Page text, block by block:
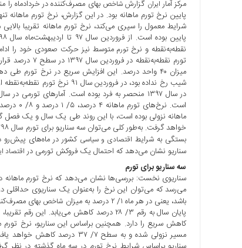
مرکز آمار ایران گزارش شاخص بهای مصرف‌کننده در خردادماه
شرایط معمول را سپری می‌کند، نرخ تورم ماهانه تقریبا
نقطه‌به‌نقطه و نرخ تورم متوسط نیز حرکت صعودی خود را
است.
ماهانه نزولی بوده است، با این روند طی یک سال و یک فصل
بستگی به شرایط اقتصادی و سیاسی کشور در ماه‌های پیش‌رو
سناریو نشان می‌دهد که احتمال یک فروکش تورمی در اقتصاد
سه سناریو برای تورم
می‌رسد که می‌توان این نرخ را به‌عنوان یک سناریوی حداقلی
باشد، یعنی در هر ماه ۱/ ۲ درصد به میزان
شاخص
پایان سال به رقم ۳/ ۲۸ درصد کاهش